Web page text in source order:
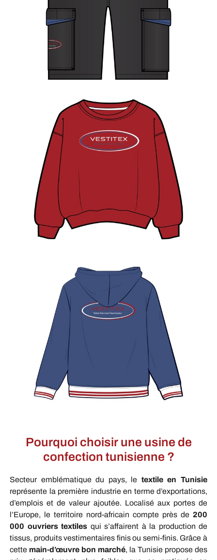
Pourquoi choisir une usine de
confection tunisienne ?
Secteur emblématique du pays, le textile en Tunisie
représente la première industrie en terme d’exportations,
d’emplois et de valeur ajoutée. Localisé aux portes de
l’Europe, le territoire nord-africain compte près de 200
000 ouvriers textiles qui s’affairent à la production de
tissus, produits vestimentaires finis ou semi-finis. Grâce à
cette main-d’œuvre bon marché, la Tunisie propose des